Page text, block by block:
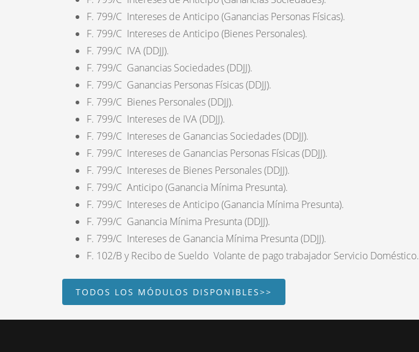
F. 799/C Intereses de Anticipo (Ganancias Personas Físicas).
F. 799/C Intereses de Anticipo (Bienes Personales).
F. 799/C IVA (DDJJ).
F. 799/C Ganancias Sociedades (DDJJ).
F. 799/C Ganancias Personas Físicas (DDJJ).
F. 799/C Bienes Personales (DDJJ).
F. 799/C Intereses de IVA (DDJJ).
F. 799/C Intereses de Ganancias Sociedades (DDJJ).
F. 799/C Intereses de Ganancias Personas Físicas (DDJJ).
F. 799/C Intereses de Bienes Personales (DDJJ).
F. 799/C Anticipo (Ganancia Mínima Presunta).
F. 799/C Intereses de Anticipo (Ganancia Mínima Presunta).
F. 799/C Ganancia Mínima Presunta (DDJJ).
F. 799/C Intereses de Ganancia Mínima Presunta (DDJJ).
F. 102/B y Recibo de Sueldo Volante de pago trabajador Servicio Doméstico.
TODOS LOS MÓDULOS DISPONIBLES>>